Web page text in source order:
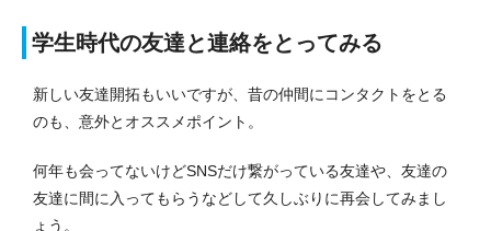
学生時代の友達と連絡をとってみる
新しい友達開拓もいいですが、昔の仲間にコンタクトをとる
のも、意外とオススメポイント。
何年も会ってないけどSNSだけ繋がっている友達や、友達の
友達に間に入ってもらうなどして久しぶりに再会してみまし
ょう。